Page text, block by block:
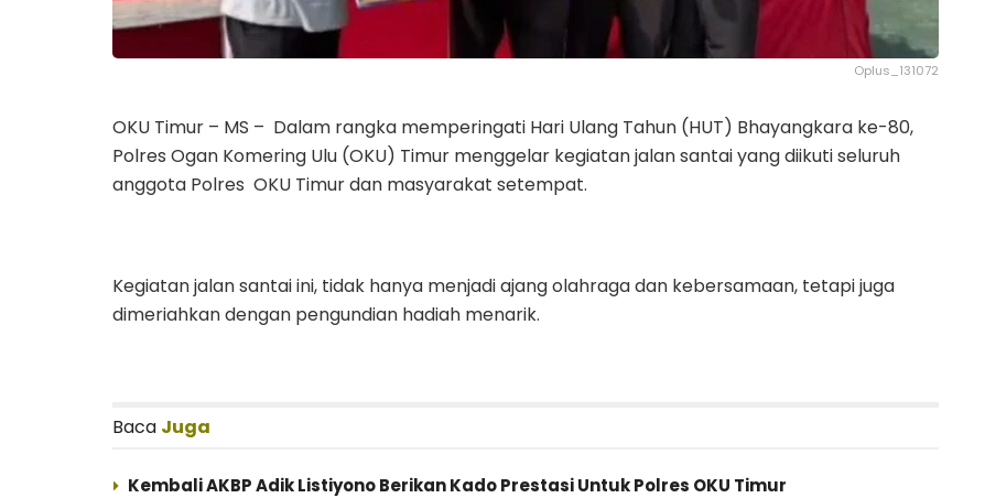
Oplus_131072
OKU Timur – MS – Dalam rangka memperingati Hari Ulang Tahun (HUT) Bhayangkara ke-80,
Polres Ogan Komering Ulu (OKU) Timur menggelar kegiatan jalan santai yang diikuti seluruh
anggota Polres OKU Timur dan masyarakat setempat.
Kegiatan jalan santai ini, tidak hanya menjadi ajang olahraga dan kebersamaan, tetapi juga
dimeriahkan dengan pengundian hadiah menarik.
Baca Juga
Kembali AKBP Adik Listiyono Berikan Kado Prestasi Untuk Polres OKU Timur